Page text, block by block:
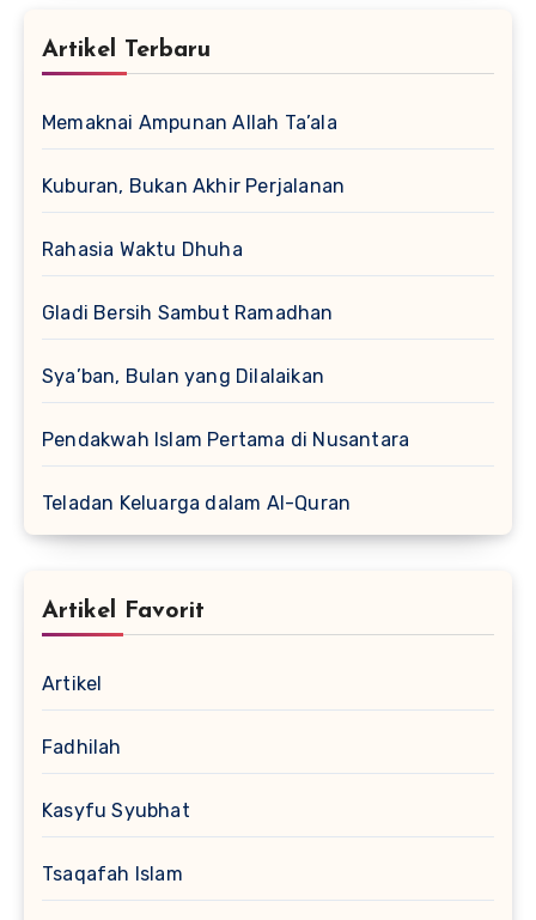
Artikel Terbaru
Memaknai Ampunan Allah Ta’ala
Kuburan, Bukan Akhir Perjalanan
Rahasia Waktu Dhuha
Gladi Bersih Sambut Ramadhan
Sya’ban, Bulan yang Dilalaikan
Pendakwah Islam Pertama di Nusantara
Teladan Keluarga dalam Al-Quran
Artikel Favorit
Artikel
Fadhilah
Kasyfu Syubhat
Tsaqafah Islam